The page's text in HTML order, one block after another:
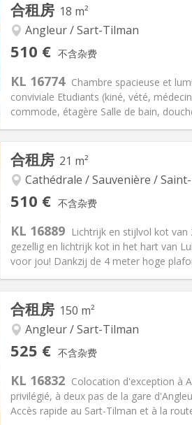
浴室:
厨房:共用
面积:15 m 2
合租房 18 m²
Angleur / Sart-Tilman
510 € 不含杂费
KL 16774 Chambre spacieuse et
conviviale Etudiants (kiné, vété,
commode, étagère Salle de bain,
厨房:共用
面积:18 m 2
合租房 21 m²
Cathédrale / Sauvenière /
510 € 不含杂费
KL 16889 Lichtrijk en stijlvol kot van
gezellig en lichtrijk kot in het hart van
voor jou! Dankzij de 4 meter hoge
布局
浴室:独立
厨房:
面积:21 m2
私人房间:2
合租房 150 m²
Angleur / Sart-Tilman
525 € 不含杂费
KL 16832 Colocation d'exception à
privilégié, à deux pas de la gare
Accès rapide au Sart-Tilman et à la